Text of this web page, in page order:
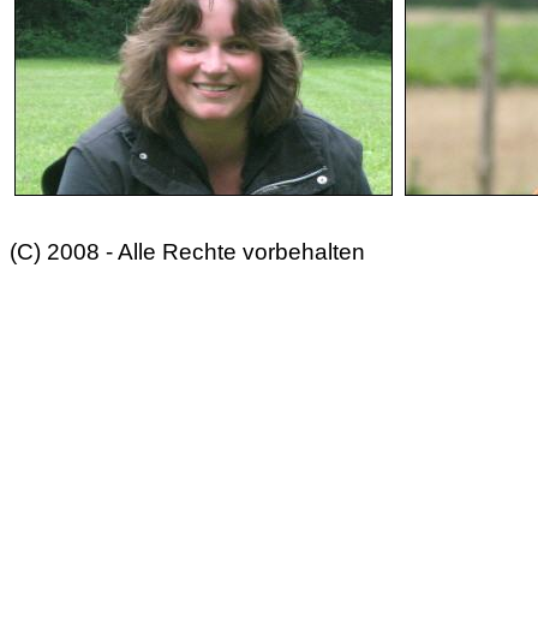
(C) 2008 - Alle Rechte vorbehalten